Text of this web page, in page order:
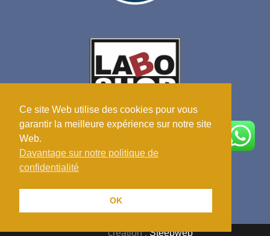
création :Steepweb
Ce site Web utilise des cookies pour vous
garantir la meilleure expérience sur notre site
Web.
Davantage sur notre politique de
confidentialité
OK